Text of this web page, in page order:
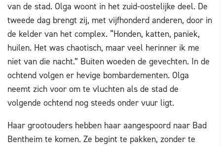
van de stad. Olga woont in het zuid-oostelijke deel. De
tweede dag brengt zij, met vijfhonderd anderen, door in
de kelder van het complex. “Honden, katten, paniek,
huilen. Het was chaotisch, maar veel herinner ik me
niet van die nacht.” Buiten woeden de gevechten. In de
ochtend volgen er hevige bombardementen. Olga
neemt zich voor om te vluchten als de stad de
volgende ochtend nog steeds onder vuur ligt.
Haar grootouders hebben haar aangespoord naar Bad
Bentheim te komen. Ze begint te pakken, zonder te